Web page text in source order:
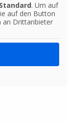
Standard. Um auf
auf den Button
an Drittanbieter